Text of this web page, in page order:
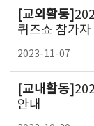
[교외활동]
퀴즈쇼 참가
2023-11-07
[교내활동]
안내